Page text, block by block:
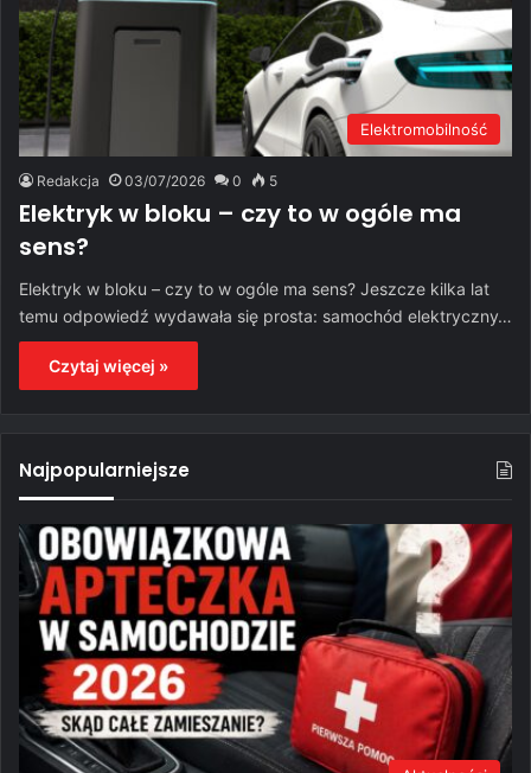
Elektromobilność
Redakcja 03/07/2026 0 5
Elektryk w bloku – czy to w ogóle ma
sens?
Elektryk w bloku – czy to w ogóle ma sens? Jeszcze kilka lat
temu odpowiedź wydawała się prosta: samochód elektryczny…
Czytaj więcej »
Najpopularniejsze